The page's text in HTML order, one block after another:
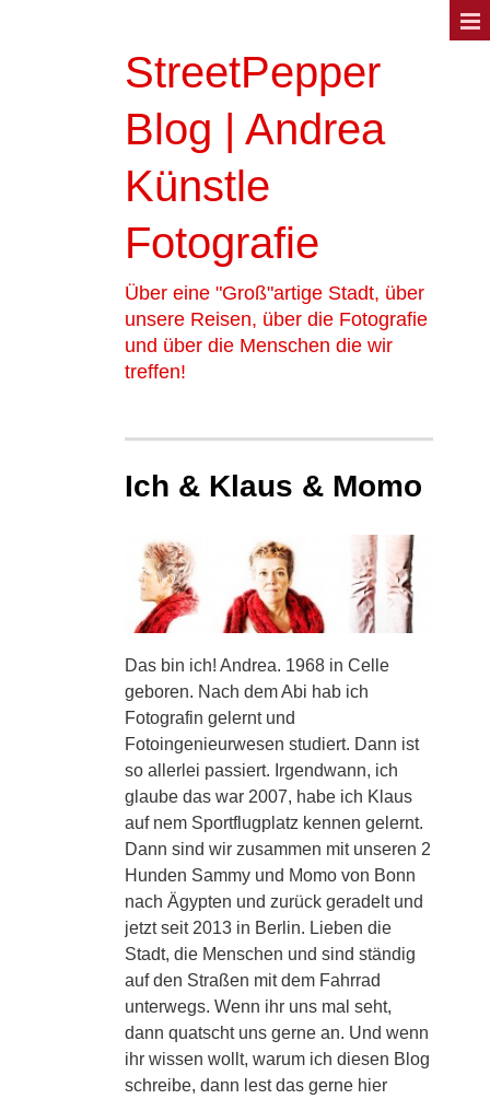
StreetPepper
Blog | Andrea
Künstle
Fotografie
Über eine "Groß"artige Stadt, über
unsere Reisen, über die Fotografie
und über die Menschen die wir
treffen!
Ich & Klaus & Momo
Das bin ich! Andrea. 1968 in Celle
geboren. Nach dem Abi hab ich
Fotografin gelernt und
Fotoingenieurwesen studiert. Dann ist
so allerlei passiert. Irgendwann, ich
glaube das war 2007, habe ich Klaus
auf nem Sportflugplatz kennen gelernt.
Dann sind wir zusammen mit unseren 2
Hunden Sammy und Momo von Bonn
nach Ägypten und zurück geradelt und
jetzt seit 2013 in Berlin. Lieben die
Stadt, die Menschen und sind ständig
auf den Straßen mit dem Fahrrad
unterwegs. Wenn ihr uns mal seht,
dann quatscht uns gerne an. Und wenn
ihr wissen wollt, warum ich diesen Blog
schreibe, dann lest das gerne hier